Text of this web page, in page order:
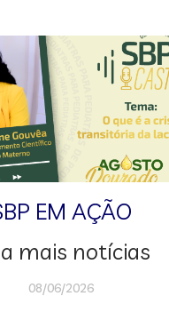
EM AÇÃO
mais notícias
08/06/2026